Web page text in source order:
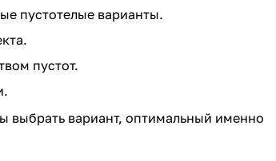
пустотелые варианты.
пустот.
выбрать вариант, оптимальный именно